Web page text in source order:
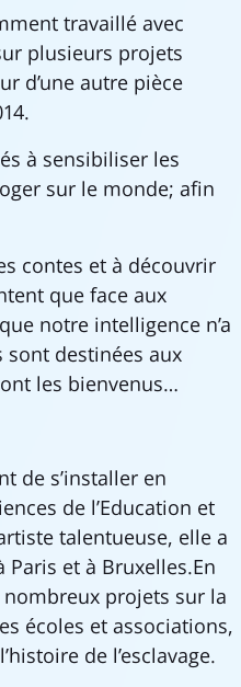
travaillé avec
plusieurs projets
d’une autre pièce
à sensibiliser les
sur le monde; afin
esprit critique.
contes et à découvrir
que face aux
notre intelligence n’a
destinées aux
les bienvenus…
de s’installer en
de l’Education et
talentueuse, elle a
et à Bruxelles.En
projets sur la
écoles et associations,
de l’esclavage.